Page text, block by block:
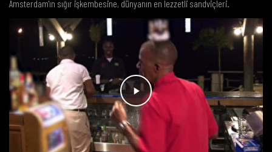
Amsterdam'ın sığır işkembesine, dünyanın en lezzetli sandviçleri.